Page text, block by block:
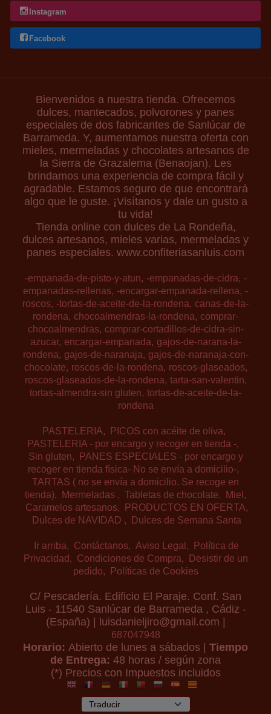
Instagram
Facebook
Bienvenidos a nuestra tienda. Ofrecemos
dulces, mantecados, polvorones y panes
especiales de dos fabricantes de Sanlúcar de
Barrameda. Y, aumentamos nuestra oferta con
mieles, mermeladas y chocolates artesanos de
la Sierra de Grazalema (Benaojan). Les
brindamos una experiencia de compra fácil y
agradable. Estamos seguro de que encontrará
algo que le guste. ¡Visítanos y dale un gusto a
tu vida!
Tienda online con dulces de La Rondeña,
dulces artesanos, mieles varias, mermeladas y
panes especiales. www.confiteriasanluis.com
-empanada-de-pisto-y-atun -empanadas-de-cidra
-
empanadas-rellenas -encargar-empanada-rellena
-
roscos -tortas-de-aceite-de-la-rondena
canas-de-la-
rondena
chocoalmendras-la-rondena
comprar-
chocoalmendras
comprar-cortadillos-de-cidra-sin-
azucar
encargar-empanada gajos-de-narana-la-
rondena gajos-de-naranaja gajos-de-naranaja-con-
chocolate
roscos-de-la-rondena
roscos-glaseados
roscos-glaseados-de-la-rondena tarta-san-valentin
tortas-almendra-sin gluten tortas-de-aceite-de-la-
rondena
PASTELERIA
PICOS con acéite de oliva
PASTELERIA - por encargo y recoger en tienda -
Sin gluten
PANES ESPECIALES - por encargo y
recoger en tienda física- No se envía a domicilio-
TARTAS ( no se envía a domicilio. Se recoge en
tienda)
Mermeladas Tabletas de chocolate
Miel
Caramelos artesanos
PRODUCTOS EN OFERTA
Dulces de NAVIDAD
Dulces de Semana Santa
Ir arriba Contáctanos Aviso Legal
Política de
Privacidad
Condiciones de Compra
Desistir de un
pedido
Políticas de Cookies
C/ Pescadería. Edificio El Paraje. Conf. San
Luis - 11540 Sanlúcar de Barrameda , Cádiz -
(España) | luisdanieljiro@gmail.com |
687047948
Horario: Abierto de lunes a sábados | Tiempo
de Entrega: 48 horas / según zona
(*) Precios con Impuestos incluidos